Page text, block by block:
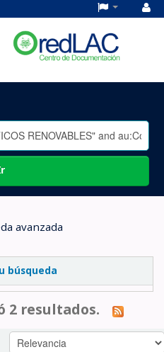
avanzada
búsqueda
2 resultados.